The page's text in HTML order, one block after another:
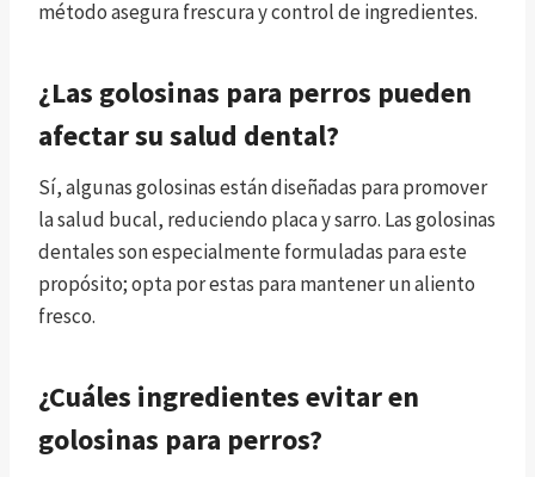
método asegura frescura y control de ingredientes.
¿Las golosinas para perros pueden
afectar su salud dental?
Sí, algunas golosinas están diseñadas para promover
la salud bucal, reduciendo placa y sarro. Las golosinas
dentales son especialmente formuladas para este
propósito; opta por estas para mantener un aliento
fresco.
¿Cuáles ingredientes evitar en
golosinas para perros?